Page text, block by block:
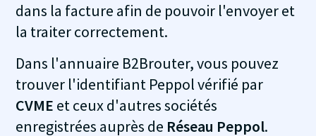
dans la facture afin de pouvoir l'envoyer et
la traiter correctement.
Dans l'annuaire B2Brouter, vous pouvez
trouver l'identifiant Peppol vérifié par
CVME et ceux d'autres sociétés
enregistrées auprès de Réseau Peppol.